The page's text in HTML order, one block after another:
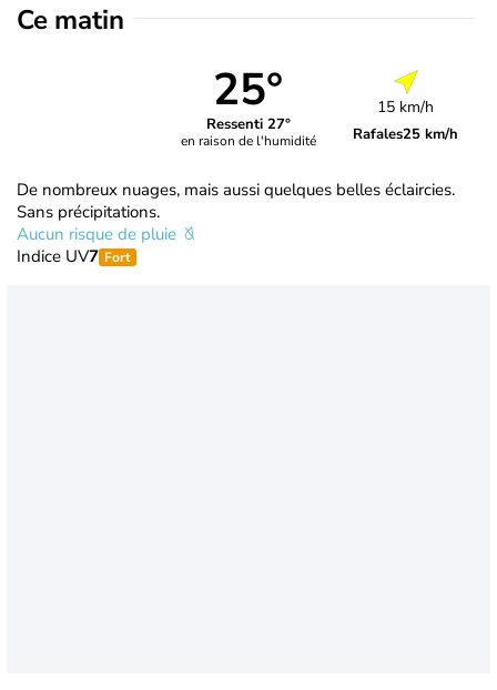
Ce matin
25°
Ressenti 27°
en raison de l'humidité
15 km/h
Rafales25 km/h
De nombreux nuages, mais aussi quelques belles éclaircies.
Sans précipitations.
Aucun risque de pluie
Indice UV7 Fort